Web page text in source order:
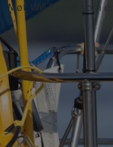
Møt Will Sayer, som